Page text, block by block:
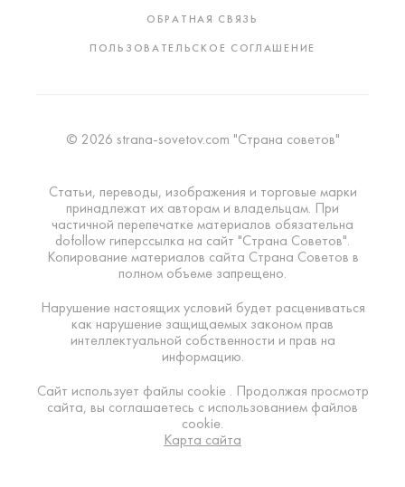
ОБРАТНАЯ СВЯЗЬ
ПОЛЬЗОВАТЕЛЬСКОЕ СОГЛАШЕНИЕ
© 2026 strana-sovetov.com "Страна советов"
Статьи, переводы, изображения и торговые марки
принадлежат их авторам и владельцам. При
частичной перепечатке материалов обязательна
dofollow гиперссылка на сайт "Страна Советов".
Копирование материалов сайта Страна Советов в
полном объеме запрещено.
Нарушение настоящих условий будет расцениваться
как нарушение защищаемых законом прав
интеллектуальной собственности и прав на
информацию.
Сайт использует файлы cookie . Продолжая просмотр
сайта, вы соглашаетесь с использованием файлов
cookie.
Карта сайта